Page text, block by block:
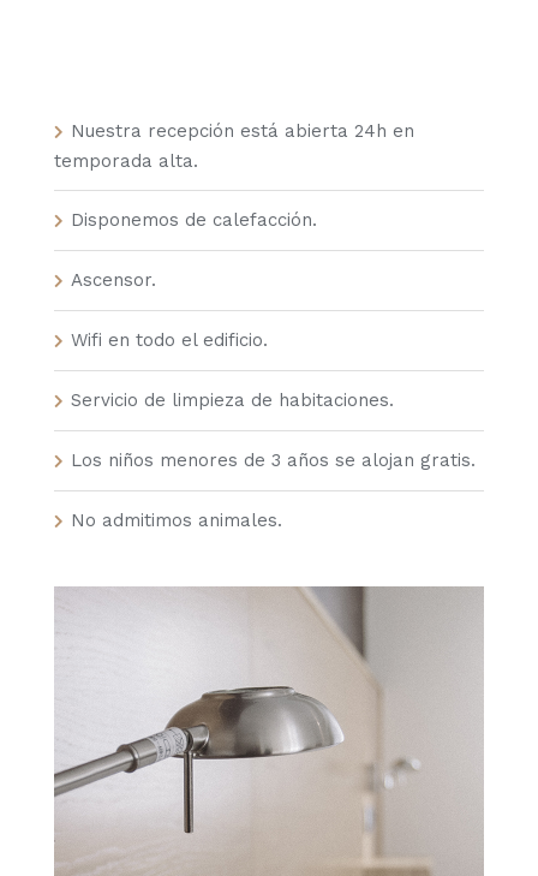
Nuestra recepción está abierta 24h en
temporada alta.
Disponemos de calefacción.
Ascensor.
Wifi en todo el edificio.
Servicio de limpieza de habitaciones.
Los niños menores de 3 años se alojan gratis.
No admitimos animales.